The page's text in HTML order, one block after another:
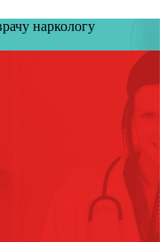
наркологу